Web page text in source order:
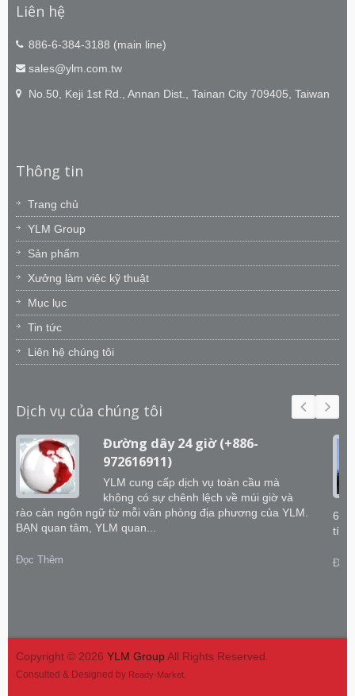
Liên hệ
886-6-384-3188 (main line)
sales@ylm.com.tw
No.50, Keji 1st Rd., Annan Dist., Tainan City 709405, Taiwan
Thông tin
Trang chủ
YLM Group
Sản phẩm
Xưởng làm việc kỹ thuật
Mục lục
Tin tức
Liên hệ chúng tôi
Dịch vụ của chúng tôi
Đường dây 24 giờ (+886-
972616911)
YLM cung cấp dịch vụ toàn cầu mà
không có sự chênh lệch về múi giờ và
rào cản ngôn ngữ từ mỗi văn phòng địa phương của YLM.
BẠN quan tâm, YLM quan...
Đọc Thêm
60
tích
Đọc
Copyright © 2026 YLM Group All Rights Reserved.
Consulted & Designed by Ready-Market